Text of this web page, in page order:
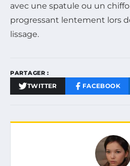
avec une spatule ou un
progressant lentement lors
lissage.
PARTAGER :
TWITTER FACEBOOK